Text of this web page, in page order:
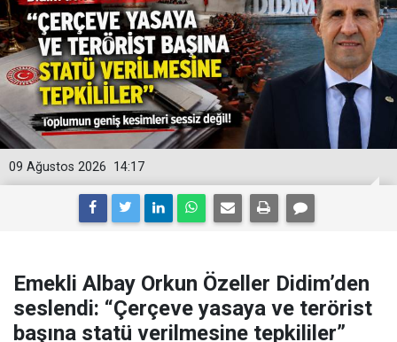
14:17
09 Ağustos 2026
Emekli Albay Orkun Özeller Didim’den
seslendi: “Çerçeve yasaya ve terörist
başına statü verilmesine tepkililer”